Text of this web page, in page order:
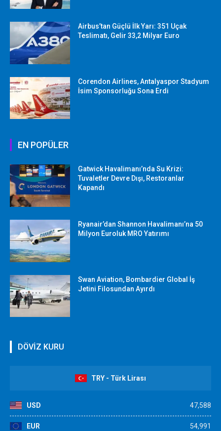
Airbus’tan Güçlü İlk Yarı: 351 Uçak
Teslimatı, Gelir 33,2 Milyar Euro
Corendon Airlines, Antalyaspor Stadyum
İsim Sponsorluğu Sona Erdi
EN POPÜLER
Gatwick Havalimanı’nda Su Krizi:
Tuvaletler Devre Dışı, Restoranlar
Kapandı
Ryanair’dan Shannon Havalimanı’na 50
Milyon Euroluk MRO Yatırımı
Swan Aviation, Bombardier Global İş
Jetini Filosundan Ayırdı
DÖVİZ KURU
TRY - Türk Lirası
USD 47,588
EUR 54,991